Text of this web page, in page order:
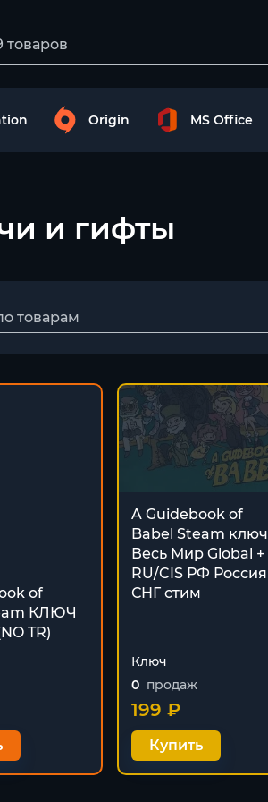
Origin MS Office
и гифты
of
КЛЮЧ
TR)
A Guidebook of
Babel Steam ключ
Весь Мир Global +
RU/CIS РФ Россия
СНГ стим
Ключ
0 продаж
199 ₽
Купить